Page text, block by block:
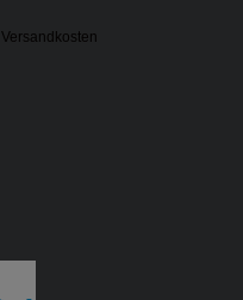
Versandkosten